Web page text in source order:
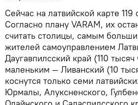
Сейчас на латвийской карте
Согласно плану VARAM, их
считать столицы, самым
жителей самоуправлением
Даугавпилсский край (110
маленьким — Ливанский (10
коснутся только семи
Юрмалы, Алуксненского,